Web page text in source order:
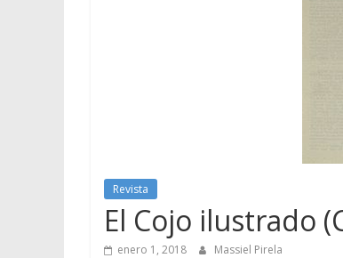
Revista
El Cojo ilustrado
enero 1, 2018 Massiel Pirela